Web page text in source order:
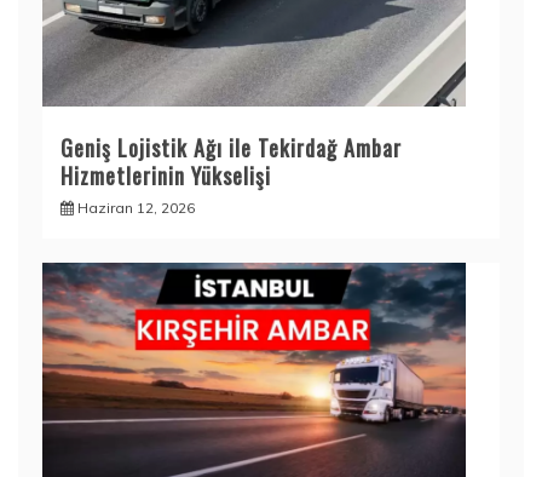
Geniş Lojistik Ağı ile Tekirdağ Ambar
Hizmetlerinin Yükselişi
Haziran 12, 2026